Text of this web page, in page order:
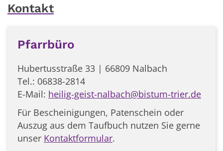
Kontakt
Pfarrbüro
Hubertusstraße 33 | 66809 Nalbach
Tel.: 06838-2814
E-Mail: heilig-geist-nalbach@bistum-trier.de
Für Bescheinigungen, Patenschein oder
Auszug aus dem Taufbuch nutzen Sie gerne
unser Kontaktformular.